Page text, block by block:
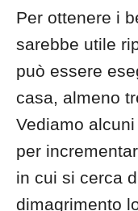
Per ottenere i
sarebbe utile
può essere
casa, almeno
Vediamo
per
in cui si cerca
dimagrimento